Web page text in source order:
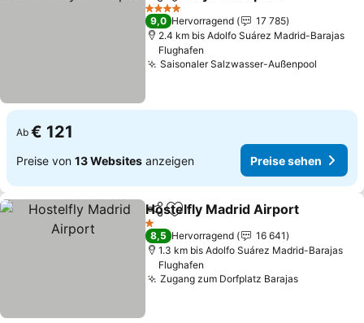
4 Sterne
9,0 Hervorragend
17 785
2.4 km bis Adolfo Suárez Madrid-Barajas
Flughafen
Saisonaler Salzwasser-Außenpool
Ab € 121
Preise von 13 Websites anzeigen Preise sehen
TeilenZu Favoriten hinzufügen
Hostelfly Madrid Airport
1 Sterne
8,5 Hervorragend
16 641
1.3 km bis Adolfo Suárez Madrid-Barajas
Flughafen
Zugang zum Dorfplatz Barajas